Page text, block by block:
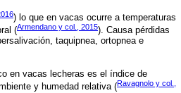
) lo que en vacas ocurre a temperaturas
(Armendano y col., 2015). Causa pérdidas
taquipnea, ortopnea e
en vacas lecheras es el índice de
y humedad relativa (Ravagnolo y col.,